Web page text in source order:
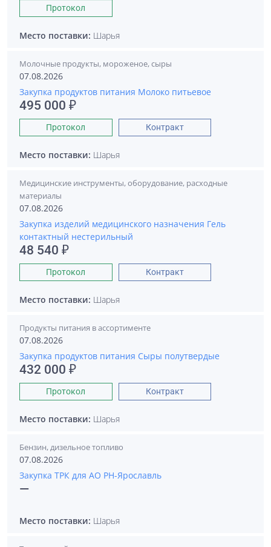
Протокол
Место поставки: Шарья
Молочные продукты, мороженое, сыры
07.08.2026
Закупка продуктов питания Молоко питьевое
495 000 ₽
Протокол Контракт
Место поставки: Шарья
Медицинские инструменты, оборудование, расходные
материалы
07.08.2026
Закупка изделий медицинского назначения Гель
контактный нестерильный
48 540 ₽
Протокол Контракт
Место поставки: Шарья
Продукты питания в ассортименте
07.08.2026
Закупка продуктов питания Сыры полутвердые
432 000 ₽
Протокол Контракт
Место поставки: Шарья
Бензин, дизельное топливо
07.08.2026
Закупка ТРК для АО РН-Ярославль
—
Место поставки: Шарья